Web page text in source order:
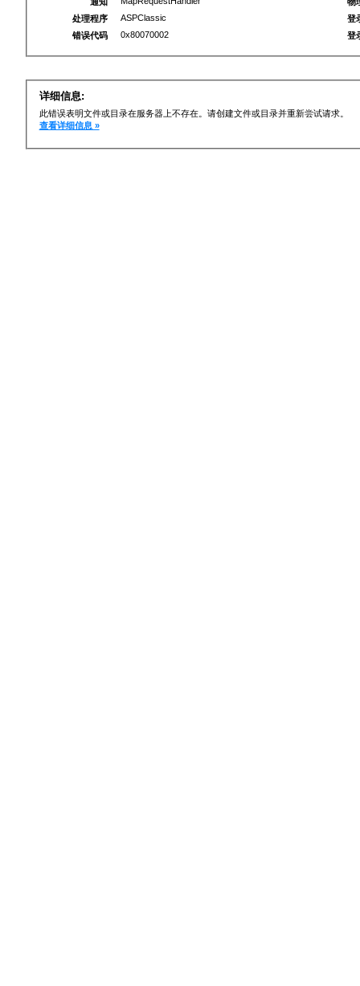
处理程序
ASPClassic
错误代码
0x80070002
登
登
详细信息:
此错误表明文件或目录在服务器上不存在。请创建文件或目录并重新尝试请求。
查看详细信息 »